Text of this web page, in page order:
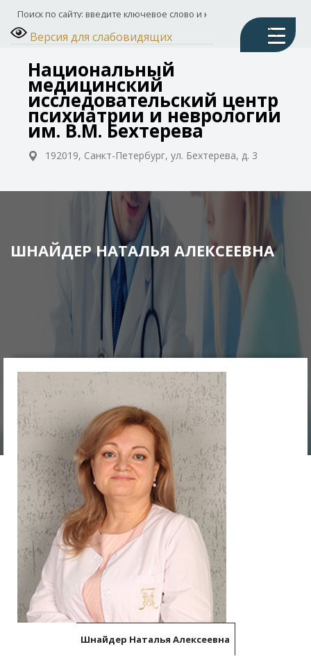
Версия для слабовидящих
Национальный
медицинский
исследовательский центр
психиатрии и неврологии
им. В.М. Бехтерева
192019, Санкт-Петербург, ул. Бехтерева, д. 3
ШНАЙДЕР НАТАЛЬЯ АЛЕКСЕЕВНА
Шнайдер Наталья Алексеевна